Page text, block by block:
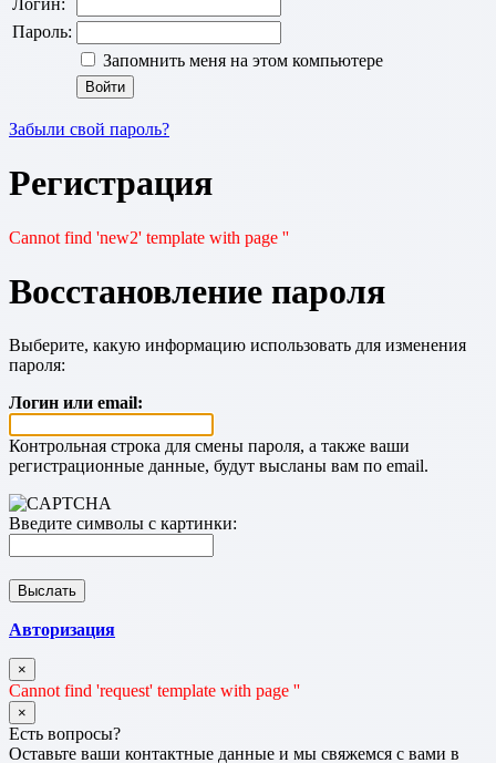
Пароль:
Запомнить меня на этом компьютере
Забыли свой пароль?
Регистрация
Cannot find 'new2' template with page ''
Восстановление пароля
Выберите, какую информацию использовать для изменения
пароля:
Логин или email:
Контрольная строка для смены пароля, а также ваши
регистрационные данные, будут высланы вам по email.
Введите символы с картинки:
Авторизация
×
Cannot find 'request' template with page ''
×
Есть вопросы?
Оставьте ваши контактные данные и мы свяжемся с вами в